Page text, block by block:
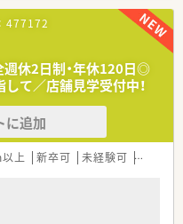
をモットーとしています。
477172
週休2日制・年休120日◎
て／店舗見学受付中！
に追加
上 新卒可 未経験可 ブラン